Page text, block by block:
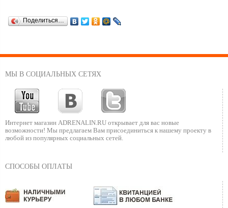
Поделиться…
МЫ В СОЦИАЛЬНЫХ СЕТЯХ
Интернет магазин ADRENALIN.RU открывает для вас новые
возможности! Мы предлагаем Вам присоединиться к нашему проекту в
любой из популярных социальных сетей.
СПОСОБЫ ОПЛАТЫ